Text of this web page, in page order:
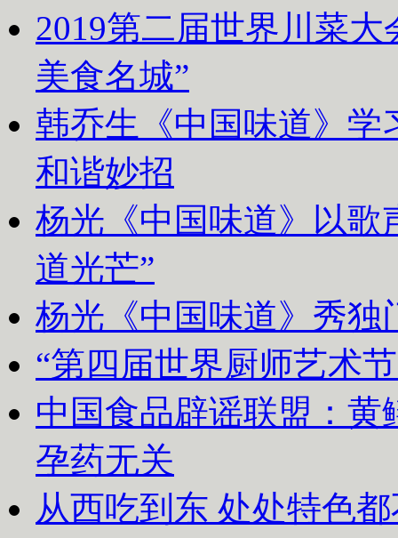
2019第二届世界川菜
美食名城”
韩乔生《中国味道》学
和谐妙招
杨光《中国味道》以歌
道光芒”
杨光《中国味道》秀独
“第四届世界厨师艺术
中国食品辟谣联盟：
孕药无关
从西吃到东 处处特色